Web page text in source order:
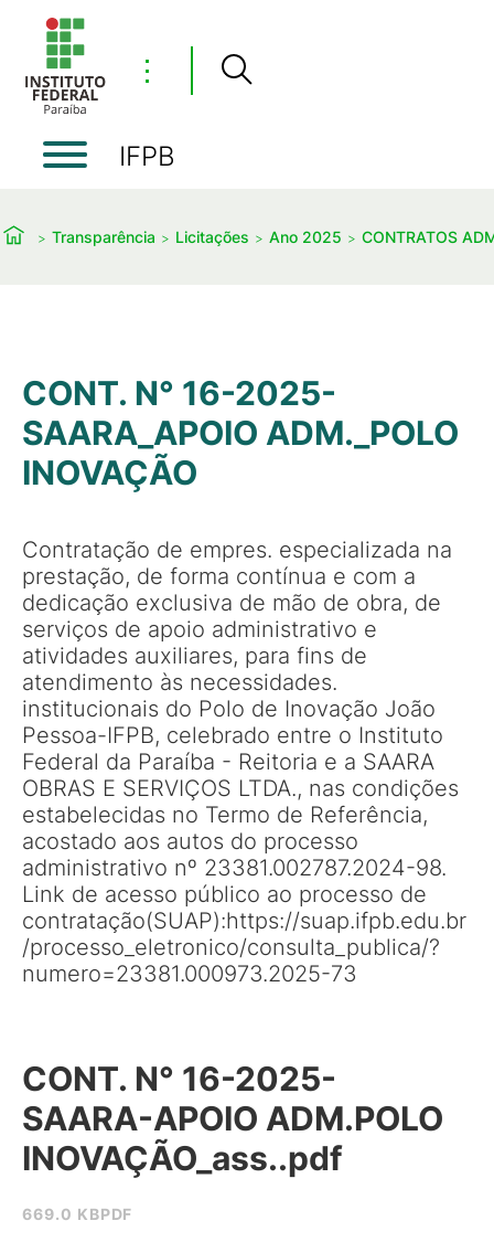
⋮
IFPB
Transparência Licitações Ano 2025 CONTRATOS
CONT. N° 16-2025-
SAARA_APOIO ADM._POLO
INOVAÇÃO
Contratação de empres. especializada na
prestação, de forma contínua e com a
dedicação exclusiva de mão de obra, de
serviços de apoio administrativo e
atividades auxiliares, para fins de
atendimento às necessidades.
institucionais do Polo de Inovação João
Pessoa-IFPB, celebrado entre o Instituto
Federal da Paraíba - Reitoria e a SAARA
OBRAS E SERVIÇOS LTDA., nas condições
estabelecidas no Termo de Referência,
acostado aos autos do processo
administrativo nº 23381.002787.2024-98.
Link de acesso público ao processo de
contratação(SUAP):https://suap.ifpb.edu.br
/processo_eletronico/consulta_publica/?
numero=23381.000973.2025-73
669.0 KBPDF
CONT. N° 16-2025-
SAARA-APOIO ADM.POLO
INOVAÇÃO_ass..pdf